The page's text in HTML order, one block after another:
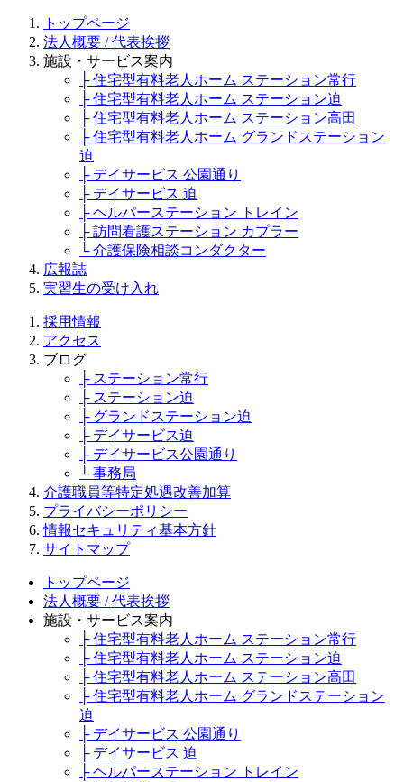
トップページ
法人概要 / 代表挨拶
施設・サービス案内
├ 住宅型有料老人ホーム ステーション常行
├ 住宅型有料老人ホーム ステーション迫
├ 住宅型有料老人ホーム ステーション高田
├ 住宅型有料老人ホーム グランドステーション
迫
├ デイサービス 公園通り
├ デイサービス 迫
├ ヘルパーステーション トレイン
├ 訪問看護ステーション カプラー
└ 介護保険相談コンダクター
広報誌
実習生の受け入れ
採用情報
アクセス
ブログ
├ ステーション常行
├ ステーション迫
├ グランドステーション迫
├ デイサービス迫
├ デイサービス公園通り
└ 事務局
介護職員等特定処遇改善加算
プライバシーポリシー
情報セキュリティ基本方針
サイトマップ
トップページ
法人概要 / 代表挨拶
施設・サービス案内
├ 住宅型有料老人ホーム ステーション常行
├ 住宅型有料老人ホーム ステーション迫
├ 住宅型有料老人ホーム ステーション高田
├ 住宅型有料老人ホーム グランドステーション
迫
├ デイサービス 公園通り
├ デイサービス 迫
├ ヘルパーステーション トレイン